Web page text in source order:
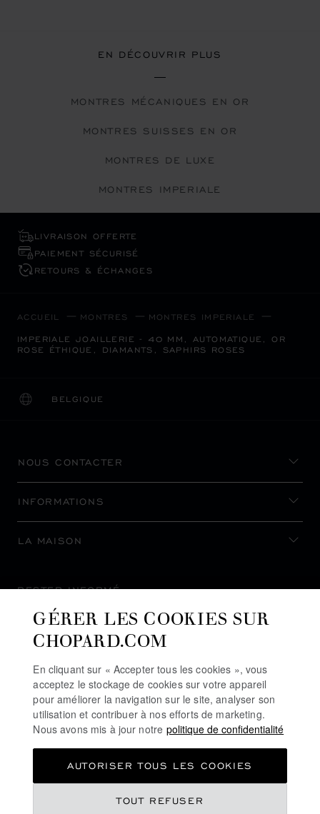
EN DÉCOUVRIR PLUS
MONTRES MÉCANIQUES EN OR
MONTRES SUISSES EN OR
MONTRES DE LUXE
MONTRES IMPERIALE
LIVRAISON OFFERTE
PAIEMENT SÉCURISÉ
RETOURS & ÉCHANGES
ACCUEIL MONTRES MONTRES IMPERIALE
IMPERIALE JOAILLERIE - 40 MM, AUTOMATIQUE, OR
ROSE ÉTHIQUE, DIAMANTS, SAPHIRS ROSES
BELGIQUE
LOCALISATION (CHANGER DE PAYS)
CHANGER DE PAYS
NOUS CONTACTER
INFORMATIONS
LA MAISON
RESTER INFORMÉ
S’INSCRIRE À LA NEWSLETTER
POLITIQUE DES COOKIES
GÉRER LES COOKIES SUR
CHOPARD.COM
En cliquant sur « Accepter tous les cookies », vous
acceptez le stockage de cookies sur votre appareil
pour améliorer la navigation sur le site, analyser son
utilisation et contribuer à nos efforts de marketing.
Nous avons mis à jour notre politique de confidentialité
TOUT REFUSER
AUTORISER TOUS LES COOKIES